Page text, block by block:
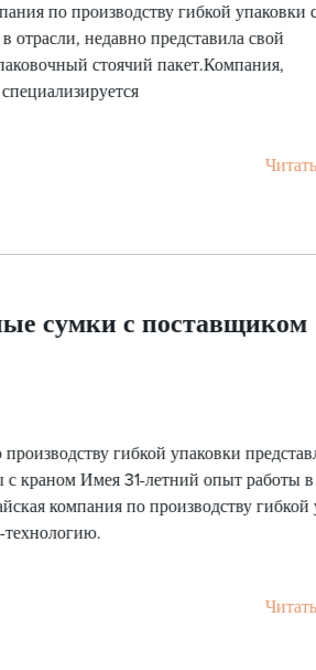
по производству гибкой упаковки
отрасли, недавно представила свой
стоячий пакет.Компания,
сумки с поставщиком
гибкой упаковки
краном Имея 31-летний опыт работы в
компания по производству гибкой
технологию.